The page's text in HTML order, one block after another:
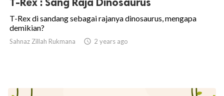
T-Rex di sandang sebagai rajanya dinosaurus, mengapa
demikian?
Sahnaz Zillah Rukmana  2 years ago